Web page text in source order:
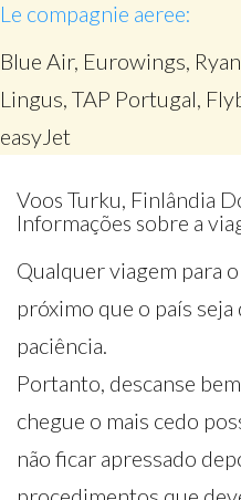
Le compagnie aeree:
Blue Air, Eurowings,
Lingus, TAP Portugal,
easyJet
Voos Turku, Finlândia
Informações sobre a
Qualquer viagem para
próximo que o país
paciência.
Portanto, descanse
chegue o mais cedo
não ficar apressado